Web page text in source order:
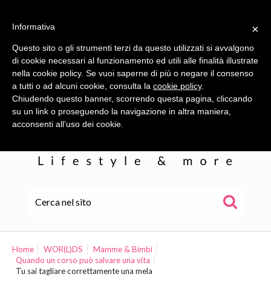
WOR(L)DS
Home WOR(L)DS
Mamme & Bimbi
Quando un corso può salvare una vita
Tu sai tagliare correttamente una mela
×
Informativa
Questo sito o gli strumenti terzi da questo utilizzati si avvalgono
di cookie necessari al funzionamento ed utili alle finalità illustrate
nella cookie policy. Se vuoi saperne di più o negare il consenso
a tutti o ad alcuni cookie, consulta la cookie policy.
Chiudendo questo banner, scorrendo questa pagina, cliccando
su un link o proseguendo la navigazione in altra maniera,
acconsenti all’uso dei cookie.